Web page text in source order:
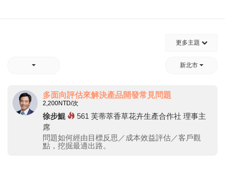
更多主題
新北市
多面向評估來解決產品開發常見問題
2,200NTD/次
徐步鯤 561 芙蒂萃香草花卉生產合作社 理事主
席
問題如何經由目標反思／成本效益評估／客戶觀
點，挖掘最適出路。